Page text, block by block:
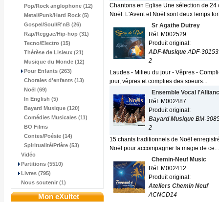
Pop/Rock anglophone (12)
Metal/Punk/Hard Rock (5)
Gospel/Soul/R'nB (26)
Rap/Reggae/Hip-hop (31)
Tecno/Electro (15)
Thérèse de Lisieux (21)
Musique du Monde (12)
Pour Enfants (263)
Chorales d'enfants (13)
Noël (69)
In English (5)
Bayard Musique (120)
Comédies Musicales (11)
BO Films
Contes/Poésie (14)
Spiritualité/Prière (53)
Vidéo
Partitions (5510)
Livres (795)
Nous soutenir (1)
Mon eXultet
Chantons en Eglise Une sélection de
Noël. L'Avent et Noël sont deux temps
Sr Agathe Dutrey
Réf: M002529
Produit original:
ADF-MusiqueADF-
2
Laudes - Milieu du jour - Vêpres -
jour, vêpres et complies des soeurs...
Ensemble Vocal
Réf: M002487
Produit original:
Bayard Musique BM-
2
15 chants traditionnels de Noël
Noël pour accompagner la magie de ce...
Chemin-Neuf Music
Réf: M002412
Produit original:
Ateliers Chemin Neuf
ACNCD14